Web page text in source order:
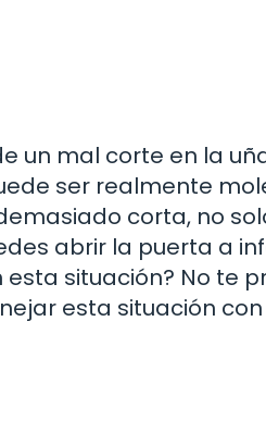
un mal corte en la
ser realmente
corta, no
abrir la puerta a
situación? No te
esta situación